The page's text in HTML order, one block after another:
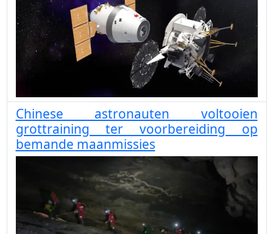
Chinese astronauten voltooien
grottraining ter voorbereiding op
bemande maanmissies